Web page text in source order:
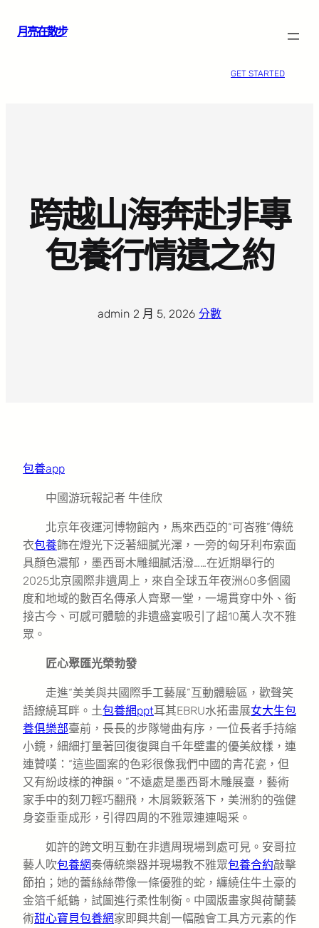
月亮在散步
GET STARTED
跨越山海奔赴非專
包養行情遺之約
admin 2 月 5, 2026 分數
包養app
中國游玩報記者 牛佳欣
北京年夜運河博物館內，馬來西亞的“可峇雅”傳統
衣包養飾在燈光下泛著細膩光澤，一旁的匈牙利布索面
具顏色濃郁，墨西哥木雕細膩活潑……在近期舉行的
2025北京國際非遺周上，來自全球五年夜洲60多個國
度和地域的數百名傳承人齊聚一堂，一場貫穿中外、銜
接古今、可感可體驗的非遺盛宴吸引了超10萬人次不雅
眾。
匠心聚匯光榮勃發
走進“美美與共國際手工藝展”互動體驗區，歡聲笑
語繚繞耳畔。土包養網ppt耳其EBRU水拓畫展女大生包
養俱樂部臺前，長長的步隊彎曲有序，一位長者手持縮
小鏡，細細打量著回復復興自千年壁畫的優美紋樣，連
連贊嘆：“這些圖案的色彩很像我們中國的青花瓷，但
又有紛歧樣的神韻。”不遠處是墨西哥木雕展臺，藝術
家手中的刻刀輕巧翻飛，木屑簌簌落下，美洲豹的強健
身姿垂垂成形，引得四周的不雅眾連連喝采。
如許的跨文明互動在非遺周現場到處可見。安哥拉
藝人吹包養網奏傳統樂器并現場教不雅眾包養合約敲擊
節拍；她的蕾絲絲帶像一條優雅的蛇，纏繞住牛土豪的
金箔千紙鶴，試圖進行柔性制衡。中國版畫家與荷蘭藝
術甜心寶貝包養網家即興共創一幅融會工具方元素的作